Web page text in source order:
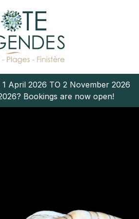
April 2026 TO 2 November 2026
Bookings are now open!